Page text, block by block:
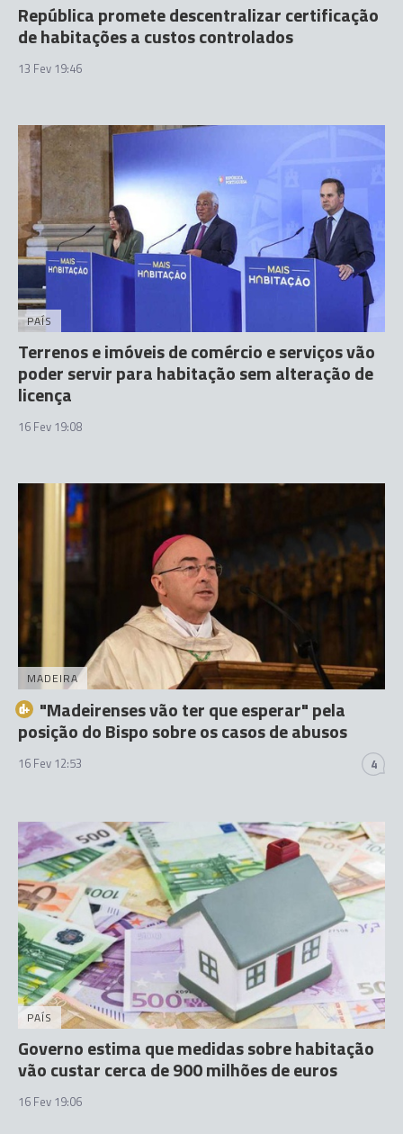
República promete descentralizar certificação
de habitações a custos controlados
13 Fev 19:46
PAÍS
Terrenos e imóveis de comércio e serviços vão
poder servir para habitação sem alteração de
licença
16 Fev 19:08
MADEIRA
"Madeirenses vão ter que esperar" pela
posição do Bispo sobre os casos de abusos
16 Fev 12:53 4
PAÍS
Governo estima que medidas sobre habitação
vão custar cerca de 900 milhões de euros
16 Fev 19:06